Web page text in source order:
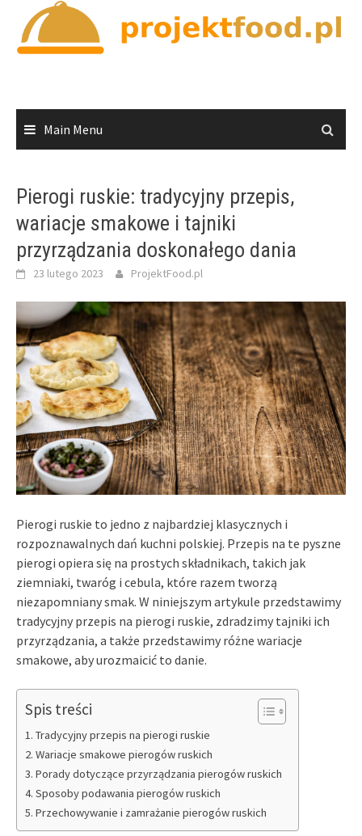
content
Main Menu
Pierogi ruskie: tradycyjny przepis,
wariacje smakowe i tajniki
przyrządzania doskonałego dania
23 lutego 2023 ProjektFood.pl
Pierogi ruskie to jedno z najbardziej klasycznych i
rozpoznawalnych dań kuchni polskiej. Przepis na te pyszne
pierogi opiera się na prostych składnikach, takich jak
ziemniaki, twaróg i cebula, które razem tworzą
niezapomniany smak. W niniejszym artykule przedstawimy
tradycyjny przepis na pierogi ruskie, zdradzimy tajniki ich
przyrządzania, a także przedstawimy różne wariacje
smakowe, aby urozmaicić to danie.
Spis treści
Tradycyjny przepis na pierogi ruskie
Wariacje smakowe pierogów ruskich
Porady dotyczące przyrządzania pierogów ruskich
Sposoby podawania pierogów ruskich
Przechowywanie i zamrażanie pierogów ruskich